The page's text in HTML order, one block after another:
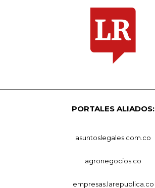
PORTALES ALIADOS:
asuntoslegales.com.co
agronegocios.co
empresas.larepublica.co